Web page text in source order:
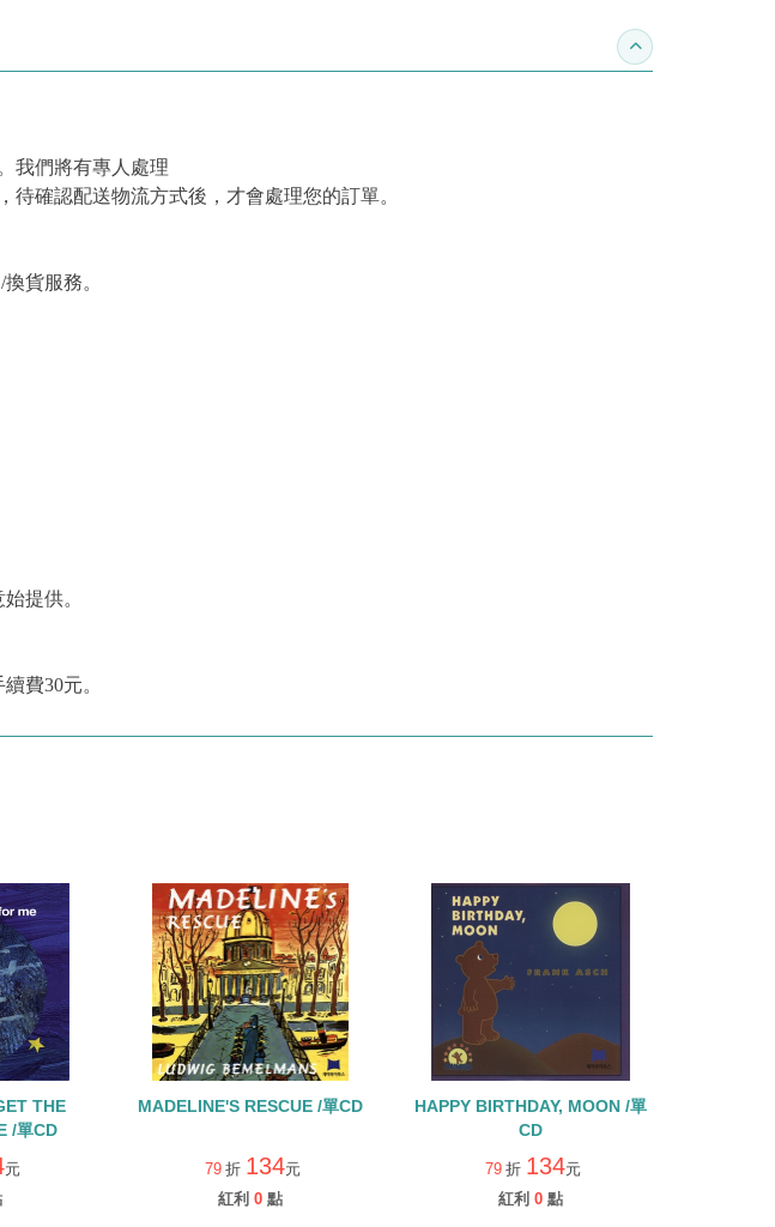
收合訂購須知
我們將有專人處理
確認配送物流方式後，才會處理您的訂單。
貨服務。
提供。
費30元。
THE
/單CD
元
MADELINE'S RESCUE /單CD
79 折 134元
紅利 0 點
HAPPY BIRTHDAY, MOON /單
CD
79 折 134元
紅利 0 點